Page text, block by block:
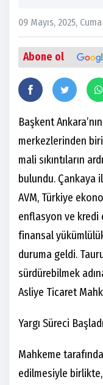
09 Mayıs, 2025, Cuma
Abone ol
Başkent
merkezlerinden biri
mali sıkıntıların
bulundu. Çankaya
AVM, Türkiye
enflasyon ve kredi
finansal
duruma geldi.
sürdürebilmek
Asliye Ticaret
Yargı Süreci
Mahkeme
edilmesiyle